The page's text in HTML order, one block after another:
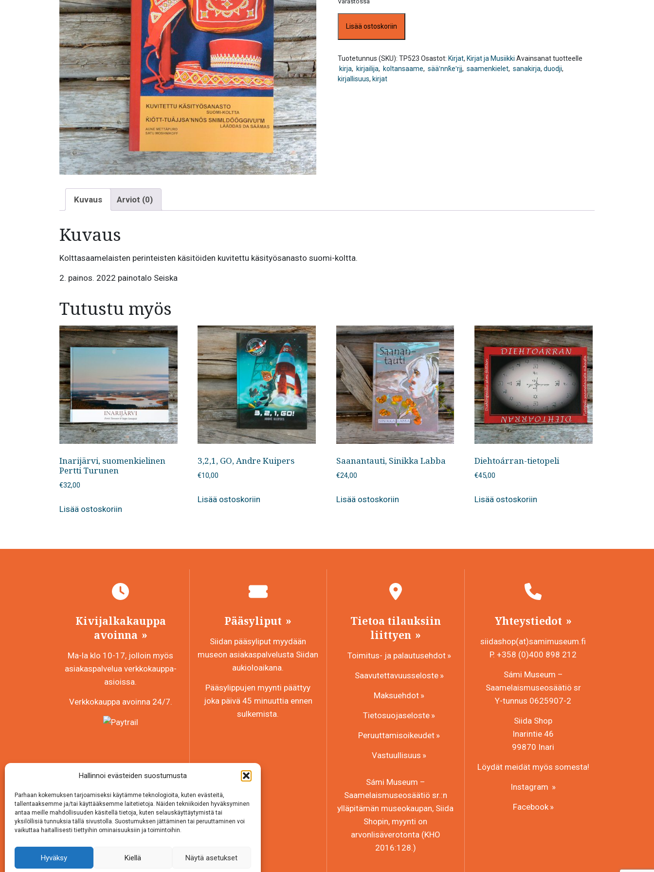
Hallinnoi evästeiden suostumusta
Parhaan kokemuksen tarjoamiseksi käytämme teknologioita, kuten evästeitä,
tallentaaksemme ja/tai käyttääksemme laitetietoja. Näiden tekniikoiden hyväksyminen
antaa meille mahdollisuuden käsitellä tietoja, kuten selauskäyttäytymistä tai
yksilöllisiä tunnuksia tällä sivustolla. Suostumuksen jättäminen tai peruuttaminen voi
vaikuttaa haitallisesti tiettyihin ominaisuuksiin ja toimintoihin.
Hyväksy Kiellä Näytä asetukset
käsityösanasto
Suomi-
määrä
Lisää ostoskoriin
Tuotetunnus (SKU): TP523 Osastot: Kirjat, Kirjat ja Musiikki Avainsanat tuotteelle
kirja, kirjailija, koltansaame, sääʹnnǩeʹrjj, saamenkielet, sanakirja, duodji,
kirjallisuus, kirjat
Kuvaus Arviot (0)
Kuvaus
Kolttasaamelaisten perinteisten käsitöiden kuvitettu käsityösanasto suomi-koltta.
2. painos. 2022 painotalo Seiska
Tutustu myös
Inarijärvi, suomenkielinen
Pertti Turunen
€32,00
Lisää ostoskoriin
3,2,1, GO, Andre Kuipers
€10,00
Lisää ostoskoriin
Saanantauti, Sinikka Labba
€24,00
Lisää ostoskoriin
Diehtoárran-tietopeli
€45,00
Lisää ostoskoriin
Kivijalkakauppa
avoinna
Ma-la klo 10-17, jolloin myös
asiakaspalvelua verkkokauppa-
asioissa.
Verkkokauppa avoinna 24/7.
Pääsyliput
Siidan pääsyliput myydään
museon asiakaspalvelusta Siidan
aukioloaikana.
Pääsylippujen myynti päättyy
joka päivä 45 minuuttia ennen
sulkemista.
Tietoa tilauksiin
liittyen
Toimitus- ja palautusehdot
Saavutettavuusseloste
Maksuehdot
Tietosuojaseloste
Peruuttamisoikeudet
Vastuullisuus
Sámi Museum –
Saamelaismuseosäätiö sr.:n
ylläpitämän museokaupan, Siida
Shopin, myynti on
arvonlisäverotonta (KHO
2016:128.)
Yhteystiedot
siidashop(at)samimuseum.fi
P. +358 (0)400 898 212
Sámi Museum –
Saamelaismuseosäätiö sr
Y-tunnus 0625907-2
Siida Shop
Inarintie 46
99870 Inari
Löydät meidät myös somesta!
Instagram
Facebook